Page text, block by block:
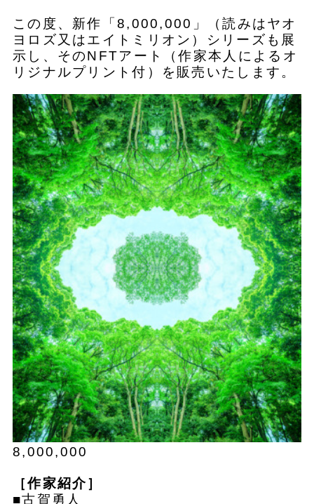
この度、新作「8,000,000」（読みはヤオ
ヨロズ又はエイトミリオン）シリーズも展
示し、そのNFTアート（作家本人によるオ
リジナルプリント付）を販売いたします。
8,000,000
［作家紹介］
■古賀勇人